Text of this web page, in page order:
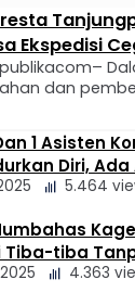
Ekspedisi
dan
Satuan
edukasi
di Kota
yang
PS. Kasat
Rida, S.H.,
1 Asisten
Diri, Ada
Oloan
5.464
Tiba-tiba
4.363